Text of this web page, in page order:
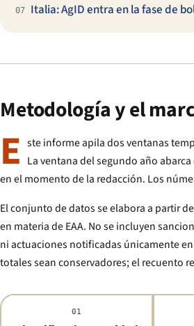
07 Italia: AgID entra en la fase de
Metodología y el
E ste informe apila dos ventanas
La ventana del segundo año
en el momento de la redacción. Los
El conjunto de datos se elabora a partir
en materia de EAA. No se incluyen
ni actuaciones notificadas únicamente
totales sean conservadores; el recuento
01